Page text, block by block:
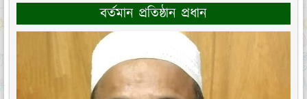
বর্তমান প্রতিষ্ঠান প্রধান